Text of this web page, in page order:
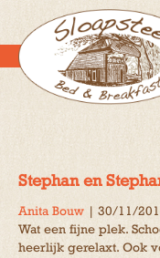
Stephan en
Anita Bouw | 30/11/
Wat een fijne plek.
heerlijk gerelaxt. Ook